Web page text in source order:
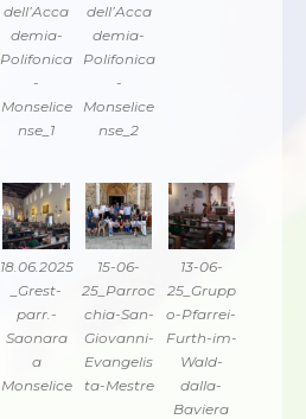
dell’Acca
demia-
Polifonica
-
Monselice
nse_1
dell’Acca
demia-
Polifonica
-
Monselice
nse_2
18.06.2025
_Grest-
parr.-
Saonara
a
Monselice
15-06-
25_Parroc
chia-San-
Giovanni-
Evangelis
ta-Mestre
13-06-
25_Grupp
o-Pfarrei-
Furth-im-
Wald-
dalla-
Baviera